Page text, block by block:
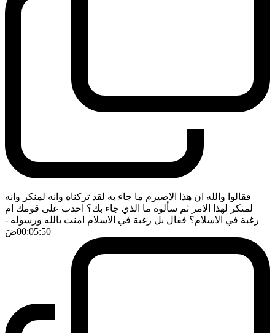
فقالوا والله ان هذا الاصيرم ما جاء به لقد تركناه وانه لمنكر وانه
لمنكر لهذا الامر ثم سألوه ما الذي جاء بك؟ احدب على قومك ام
رغبة في الاسلام؟ فقال بل رغبة في الاسلام امنت بالله ورسوله -
00:05:50ضَ